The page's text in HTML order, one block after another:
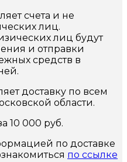
счета и не
лиц.
лиц будут
и отправки
средств в
доставку по всем
области.
10 000 руб.
по доставке
по ссылке